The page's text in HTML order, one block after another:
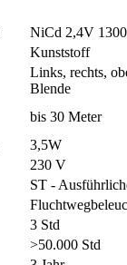
NiCd 2,4V
Kunststoff
Links, rechts,
Blende
bis 30 Meter
3,5W
230 V
ST -
3 Std
>50.000 Std